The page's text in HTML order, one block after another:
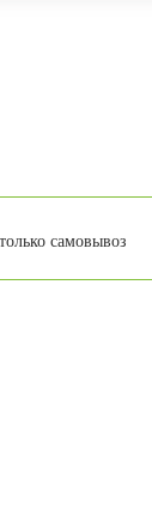
самовывоз